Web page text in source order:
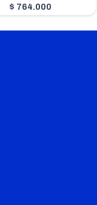
$ 764.000